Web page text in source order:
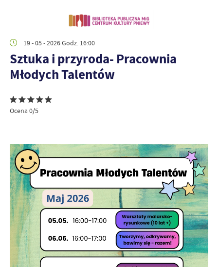
19 - 05 - 2026 Godz. 16:00
Sztuka i przyroda- Pracownia
Młodych Talentów
Ocena 0/5